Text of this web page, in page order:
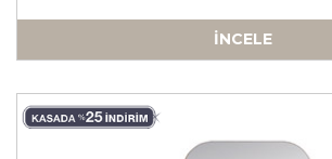
İNCELE
a